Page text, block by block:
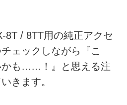
8T / 8TT用の純正アクセ
ェックしながら『こ
かも……！』と思える注
きます。